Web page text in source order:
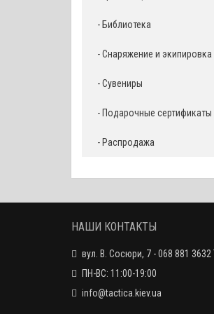
- Библиотека
- Снаряжение и экипировка
- Сувениры
- Подарочные сертификаты
- Распродажа
НАШИ КОНТАКТЫ
вул. В. Сосюри, 7 - 068 881
ПН-ВС: 11:00-19:00
info@tactica.kiev.ua